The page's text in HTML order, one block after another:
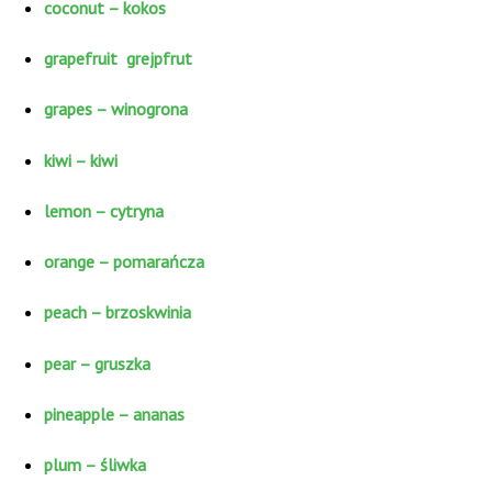
coconut – kokos
grapefruit grejpfrut
grapes – winogrona
kiwi – kiwi
lemon – cytryna
orange – pomarańcza
peach – brzoskwinia
pear – gruszka
pineapple – ananas
plum – śliwka